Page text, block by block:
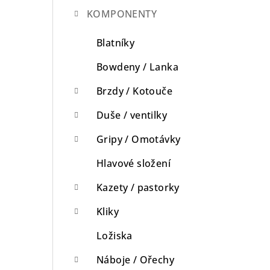
KOMPONENTY
Blatníky
Bowdeny / Lanka
Brzdy / Kotouče
Duše / ventilky
Gripy / Omotávky
Hlavové složení
Kazety / pastorky
Kliky
Ložiska
Náboje / Ořechy